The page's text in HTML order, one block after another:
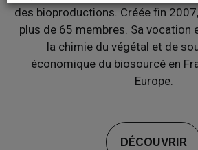
des bioproductions. Créée fin
plus de 65 membres. Sa vocation
la chimie du végétal et de
économique du biosourcé en
Europe.
DÉCOUVRIR